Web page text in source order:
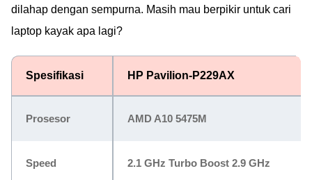
dilahap dengan sempurna. Masih mau berpikir untuk cari
laptop kayak apa lagi?
Spesifikasi HP Pavilion-P229AX
Prosesor AMD A10 5475M
Speed 2.1 GHz Turbo Boost 2.9 GHz